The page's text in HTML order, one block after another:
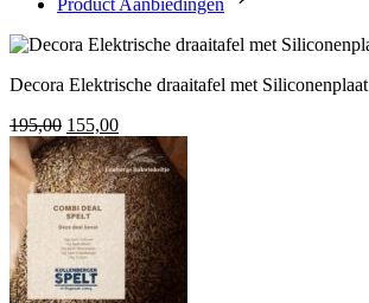
Decora Elektrische draaitafel met Siliconenplaat
195,00 Oorspronkelijke
prijs
was:
195,00.
155,00Huidige
prijs
is:
155,00.